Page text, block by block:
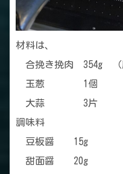
材料は、
合挽き挽肉 354g （
玉葱 1個
大蒜 3片
調味料
豆板醤 15g
甜面醤 20g